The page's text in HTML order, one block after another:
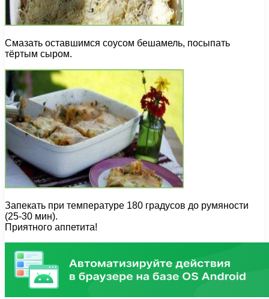
Смазать оставшимся соусом бешамель, посыпать
тёртым сыром.
Запекать при температуре 180 градусов до румяности
(25-30 мин).
Приятного аппетита!